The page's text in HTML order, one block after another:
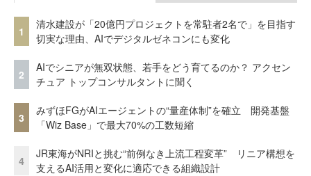
1
清水建設が「20億円プロジェクトを常駐者2名で」を目指す
切実な理由、AIでデジタルゼネコンにも変化
2
AIでシニアが無双状態、若手をどう育てるのか？ アクセン
チュア トップコンサルタントに聞く
3
みずほFGがAIエージェントの“量産体制”を確立 開発基盤
「Wiz Base」で最大70%の工数短縮
4
JR東海がNRIと挑む“前例なき上流工程変革” リニア構想を
支えるAI活用と変化に適応できる組織設計